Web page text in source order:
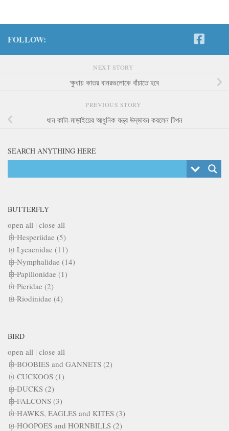
FOLLOW:
NEXT STORY
ক্ষুধায় কাতর বানরগুলোকে বাঁচাতে হবে
PREVIOUS STORY
ধান কাটা-মাড়াইয়ের আধুনিক যন্ত্র উদ্ভাবন করলেন টিপন
SEARCH ANYTHING HERE
BUTTERFLY
open all | close all
Hesperiidae (5)
Lycaenidae (11)
Nymphalidae (14)
Papilionidae (1)
Pieridae (2)
Riodinidae (4)
BIRD
open all | close all
BOOBIES and GANNETS (2)
CUCKOOS (1)
DUCKS (2)
FALCONS (3)
HAWKS, EAGLES and KITES (3)
HOOPOES and HORNBILLS (2)